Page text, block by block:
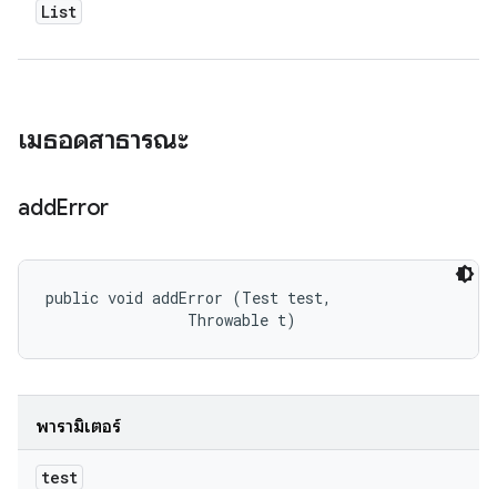
List
เมธอดสาธารณะ
addError
public void addError (Test test,
                Throwable t)
พารามิเตอร์
test